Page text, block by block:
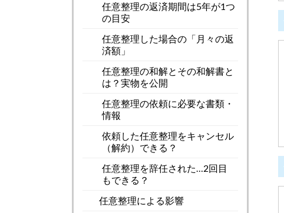
任意整理の返済期間は5年が1つ
の目安
任意整理した場合の「月々の返
済額」
任意整理の和解とその和解書と
は？実物を公開
任意整理の依頼に必要な書類・
情報
依頼した任意整理をキャンセル
（解約）できる？
任意整理を辞任された…2回目
もできる？
任意整理による影響